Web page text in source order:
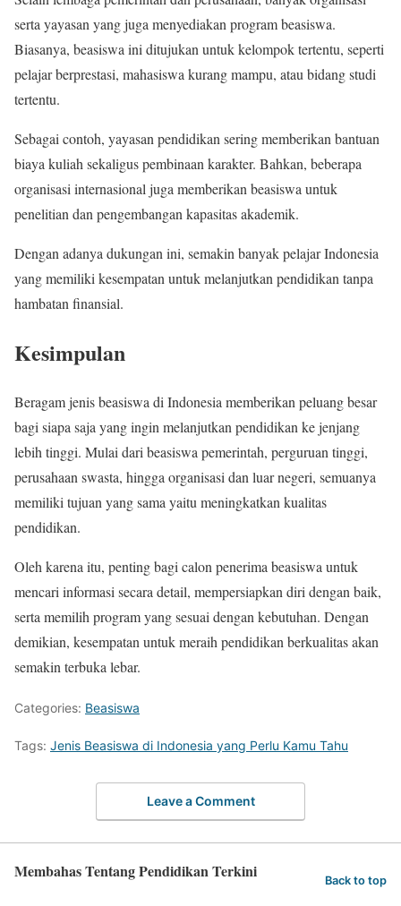
serta yayasan yang juga menyediakan program beasiswa.
Biasanya, beasiswa ini ditujukan untuk kelompok tertentu, seperti
pelajar berprestasi, mahasiswa kurang mampu, atau bidang studi
tertentu.
Sebagai contoh, yayasan pendidikan sering memberikan bantuan
biaya kuliah sekaligus pembinaan karakter. Bahkan, beberapa
organisasi internasional juga memberikan beasiswa untuk
penelitian dan pengembangan kapasitas akademik.
Dengan adanya dukungan ini, semakin banyak pelajar Indonesia
yang memiliki kesempatan untuk melanjutkan pendidikan tanpa
hambatan finansial.
Kesimpulan
Beragam jenis beasiswa di Indonesia memberikan peluang besar
bagi siapa saja yang ingin melanjutkan pendidikan ke jenjang
lebih tinggi. Mulai dari beasiswa pemerintah, perguruan tinggi,
perusahaan swasta, hingga organisasi dan luar negeri, semuanya
memiliki tujuan yang sama yaitu meningkatkan kualitas
pendidikan.
Oleh karena itu, penting bagi calon penerima beasiswa untuk
mencari informasi secara detail, mempersiapkan diri dengan baik,
serta memilih program yang sesuai dengan kebutuhan. Dengan
demikian, kesempatan untuk meraih pendidikan berkualitas akan
semakin terbuka lebar.
Categories: Beasiswa
Tags: Jenis Beasiswa di Indonesia yang Perlu Kamu Tahu
Leave a Comment
Membahas Tentang Pendidikan Terkini Back to top